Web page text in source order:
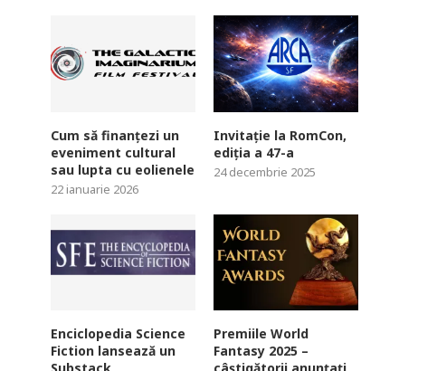
Cum să finanțezi un
eveniment cultural
sau lupta cu eolienele
22 ianuarie 2026
Invitație la RomCon,
ediția a 47-a
24 decembrie 2025
Enciclopedia Science
Fiction lansează un
Premiile World
Fantasy 2025 –